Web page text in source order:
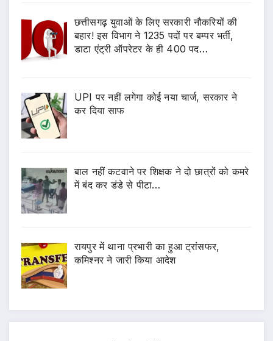
छत्तीसगढ़ युवाओं के लिए सरकारी नौकरियों की
बहार! इस विभाग ने 1235 पदों पर बम्पर भर्ती,
डाटा एंट्री ऑपरेटर के ही 400 पद…
UPI पर नहीं लगेगा कोई नया चार्ज, सरकार ने
कर दिया साफ
बाल नहीं कटवाने पर शिक्षक ने दो छात्रों को कमरे
में बंद कर डंडे से पीटा…
रायपुर में थाना प्रभारी का हुआ ट्रांसफर,
कमिश्नर ने जारी किया आदेश